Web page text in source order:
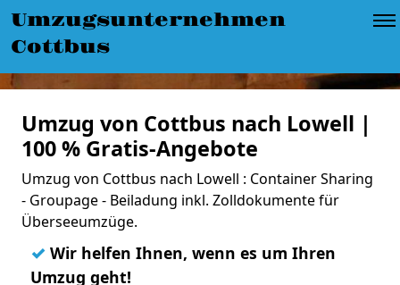
Umzugsunternehmen
Cottbus
Umzug von Cottbus nach Lowell |
100 % Gratis-Angebote
Umzug von Cottbus nach Lowell : Container Sharing
- Groupage - Beiladung inkl. Zolldokumente für
Überseeumzüge.
✓ Wir helfen Ihnen, wenn es um Ihren
Umzug geht!